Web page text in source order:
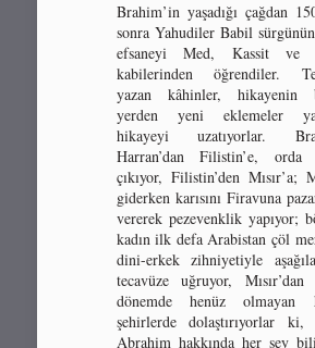
Brahim’in yaşadığı çağdan
sonra Yahudiler Babil
efsaneyi Med, Kassit ve
kabilerinden öğrendiler.
yazan kâhinler, hikayenin
yerden yeni eklemeler
hikayeyi uzatıyorlar.
Harran’dan Filistin’e, orda
çıkıyor, Filistin’den Mısır’a;
giderken karısını Firavuna
vererek pezevenklik yapıyor;
kadın ilk defa Arabistan çöl
dini-erkek zihniyetiyle
tecavüze uğruyor,
dönemde henüz olmayan
şehirlerde dolaştırıyorlar ki,
Abrahim hakkında her şey